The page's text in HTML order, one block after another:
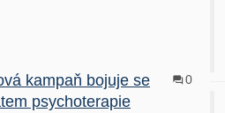
kampaň bojuje se
psychoterapie
0